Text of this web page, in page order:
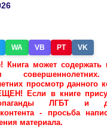
WA VB PT VK
Книга может содержать
просмотр данного
Если в книге
ЛГБТ и
- просьба
материала.